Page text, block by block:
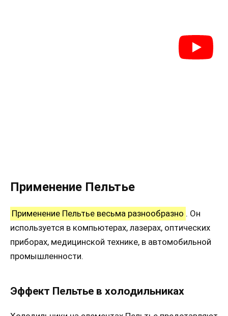
Применение Пельтье
Применение Пельтье весьма разнообразно . Он
используется в компьютерах, лазерах, оптических
приборах, медицинской технике, в автомобильной
промышленности.
Эффект Пельтье в холодильниках